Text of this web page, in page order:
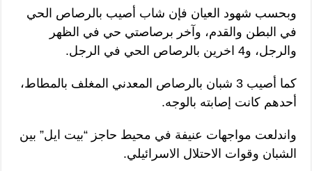
وبحسب شهود العيان فإن شاب أصيب بالرصاص الحي
في البطن والقدم، وآخر برصاصتي حي في الظهر
والرجل، و4 اخرين بالرصاص الحي في الرجل.
كما أصيب 3 شبان بالرصاص المعدني المغلف بالمطاط،
أحدهم كانت إصابته بالوجه.
واندلعت مواجهات عنيفة في محيط حاجز “بيت ايل” بين
الشبان وقوات الاحتلال الاسرائيلي.